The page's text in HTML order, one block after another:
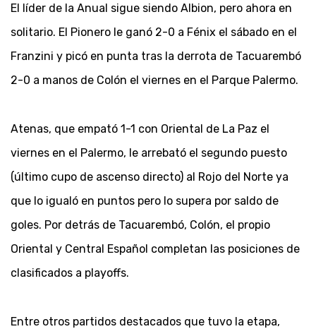
El líder de la Anual sigue siendo Albion, pero ahora en
solitario. El Pionero le ganó 2-0 a Fénix el sábado en el
Franzini y picó en punta tras la derrota de Tacuarembó
2-0 a manos de Colón el viernes en el Parque Palermo.
Atenas, que empató 1-1 con Oriental de La Paz el
viernes en el Palermo, le arrebató el segundo puesto
(último cupo de ascenso directo) al Rojo del Norte ya
que lo igualó en puntos pero lo supera por saldo de
goles. Por detrás de Tacuarembó, Colón, el propio
Oriental y Central Español completan las posiciones de
clasificados a playoffs.
Entre otros partidos destacados que tuvo la etapa,